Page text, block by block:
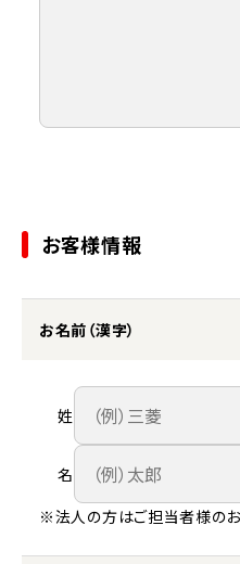
お客様情報
お名前（漢字）
姓
名
※法人の方はご担当者様のお